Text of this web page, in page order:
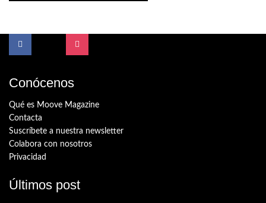
Conócenos
Qué es Moove Magazine
Contacta
Suscríbete a nuestra newsletter
Colabora con nosotros
Privacidad
Últimos post